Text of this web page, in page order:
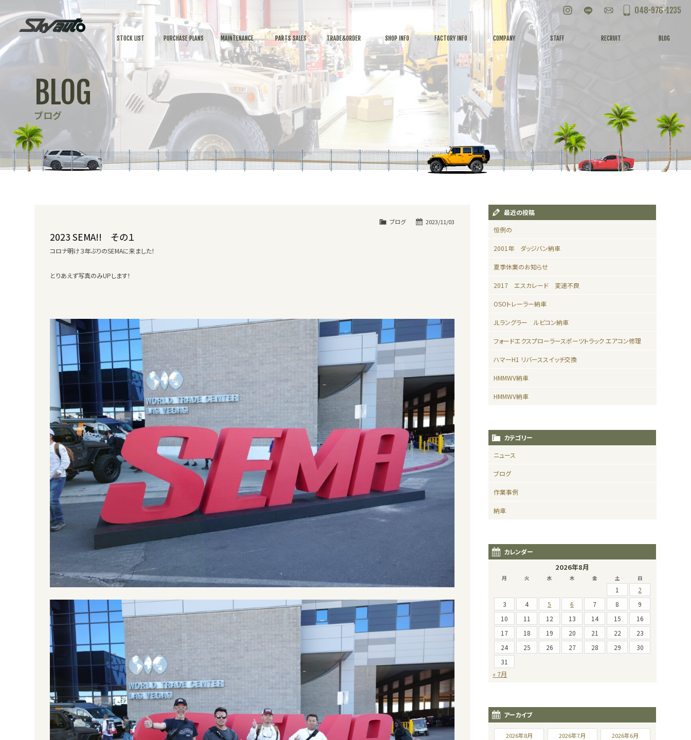
お問い合わせ
048-976-1235
STOCK LIST PURCHASE PLANS MAINTENANCE PARTS SALES TRADE&ORDER SHOP INFO FACTORY INFO COMPANY STAFF RECRUIT BLOG
BLOG
ブログ
2023/11/03
ブログ
2023 SEMA!! その１
コロナ明け３年ぶりのSEMAに来ました！
とりあえず写真のみUPします！
最近の投稿
恒例の
2001年 ダッジバン納車
夏季休業のお知らせ
2017 エスカレード 変速不良
OSOトレーラー納車
JLラングラー ルビコン納車
フォードエクスプローラースポーツトラック エアコン修理
ハマーH1 リバーススイッチ交換
HMMWV納車
HMMWV納車
カテゴリー
ニュース
ブログ
作業事例
納車
カレンダー
2026年8月
月 火 水 木 金 土 日
1
2
3
4 5 6 7 8
9
10
11 12 13 14 15
16
17
18 19 20 21 22
23
24
25 26 27 28 29
30
31
« 7月
アーカイブ
2026年8月 2026年7月 2026年6月